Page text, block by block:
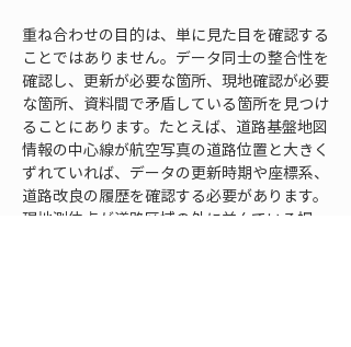
重ね合わせの目的は、単に見た目を確認する
ことではありません。データ同士の整合性を
確認し、更新が必要な箇所、現地確認が必要
な箇所、資料間で矛盾している箇所を見つけ
ることにあります。たとえば、道路基盤地図
情報の中心線が航空写真の道路位置と大きく
ずれていれば、データの更新時期や座標系、
道路改良の履歴を確認する必要があります。
現地測位点が道路区域の外に並んでいる場